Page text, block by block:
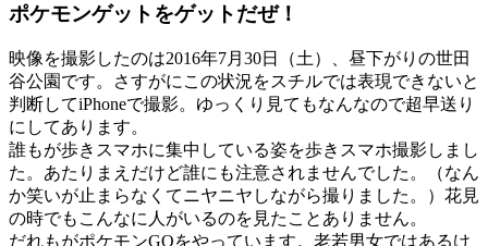
ポケモンゲットをゲットだぜ！
映像を撮影したのは2016年7月30日（土）、昼下がりの世田
谷公園です。さすがにこの状況をスチルでは表現できないと
判断してiPhoneで撮影。ゆっくり見てもなんなので超早送り
にしてあります。
誰もが歩きスマホに集中している姿を歩きスマホ撮影しまし
た。あたりまえだけど誰にも注意されませんでした。（なん
か笑いが止まらなくてニヤニヤしながら撮りました。）花見
の時でもこんなに人がいるのを見たことありません。
だれもがポケモンGOをやっています。老若男女ではあるけ